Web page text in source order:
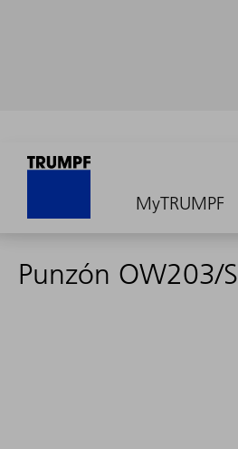
MyTRUMPF
Punzón OW203/S